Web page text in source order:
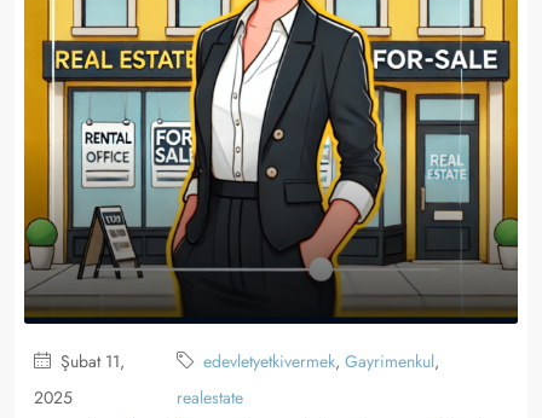
Şubat 11,
2025
edevletyetkivermek,Gayrimenkul,
realestate